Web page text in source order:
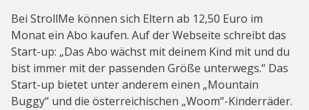
Bei StrollMe können sich Eltern ab 12,50 Euro im
Monat ein Abo kaufen. Auf der Webseite schreibt das
Start-up: „Das Abo wächst mit deinem Kind mit und du
bist immer mit der passenden Größe unterwegs.“ Das
Start-up bietet unter anderem einen „Mountain
Buggy“ und die österreichischen „Woom“-Kinderräder.